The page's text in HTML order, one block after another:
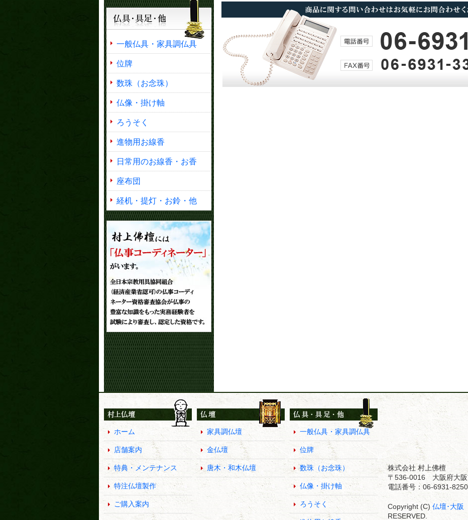
一般仏具・家具調仏具
位牌
数珠（お念珠）
仏像・掛け軸
ろうそく
進物用お線香
日常用のお線香・お香
座布団
経机・提灯・お鈴・他
ホーム
店舗案内
特典・メンテナンス
特注仏壇製作
ご購入案内
家具調仏壇
金仏壇
唐木・和木仏壇
一般仏具・家具調仏具
位牌
数珠（お念珠）
仏像・掛け軸
ろうそく
株式会社 村上佛檀
〒536-0016 大阪府大阪
電話番号：06-6931-8250
Copyright (C) 仏壇･大
RESERVED.